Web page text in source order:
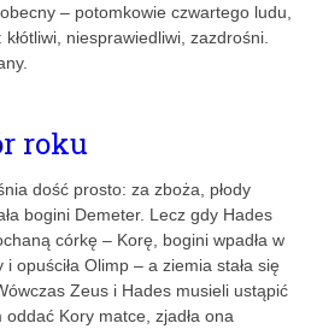
– potomkowie czwartego ludu,
niesprawiedliwi, zazdrośni.
roku
dość prosto: za zboża, płody
bogini Demeter. Lecz gdy Hades
córkę – Korę, bogini wpadła w
opuściła Olimp – a ziemia stała się
Zeus i Hades musieli ustąpić
Kory matce, zjadła ona